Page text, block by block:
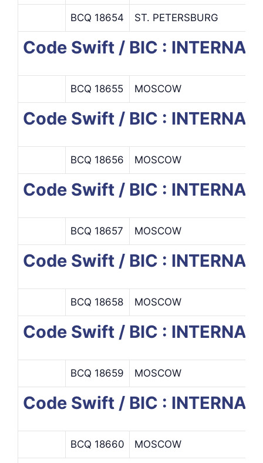
BCQ 18654 ST. PETERSBURG
Code Swift / BIC :
BCQ 18655 MOSCOW
Code Swift / BIC :
BCQ 18656 MOSCOW
Code Swift / BIC :
BCQ 18657 MOSCOW
Code Swift / BIC :
BCQ 18658 MOSCOW
Code Swift / BIC :
BCQ 18659 MOSCOW
Code Swift / BIC :
BCQ 18660 MOSCOW